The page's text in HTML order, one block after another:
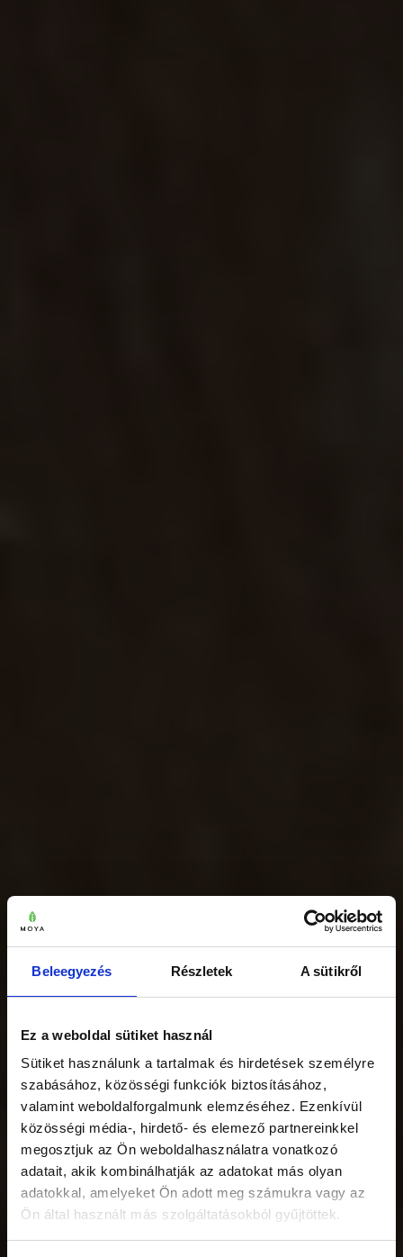
Beleegyezés Részletek A sütikről
Ez a weboldal sütiket használ
Sütiket használunk a tartalmak és hirdetések személyre
szabásához, közösségi funkciók biztosításához,
valamint weboldalforgalmunk elemzéséhez. Ezenkívül
közösségi média-, hirdető- és elemező partnereinkkel
megosztjuk az Ön weboldalhasználatra vonatkozó
adatait, akik kombinálhatják az adatokat más olyan
adatokkal, amelyeket Ön adott meg számukra vagy az
Ön által használt más szolgáltatásokból gyűjtöttek.